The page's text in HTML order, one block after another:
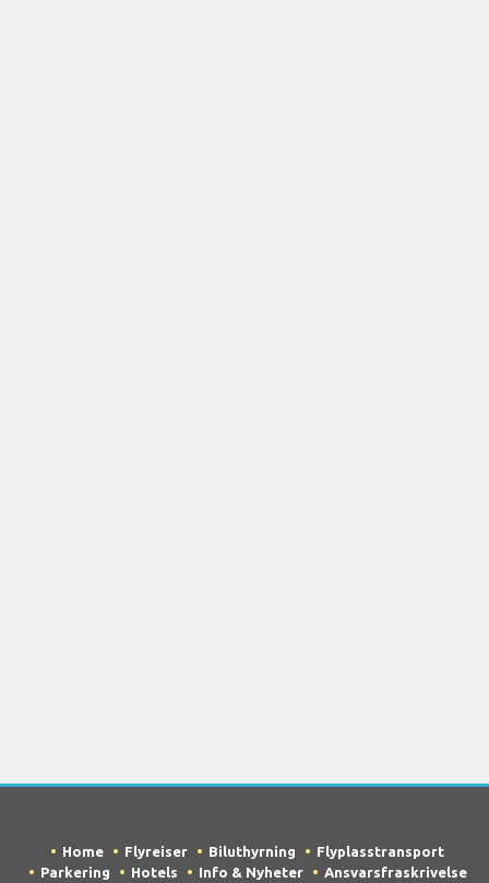
Home Flyreiser Biluthyrning
Flyplasstransport
Parkering
Hotels Info & Nyheter Ansvarsfraskrivelse